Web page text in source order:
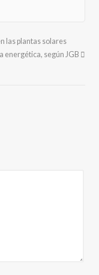
las plantas solares
energética, según JGB